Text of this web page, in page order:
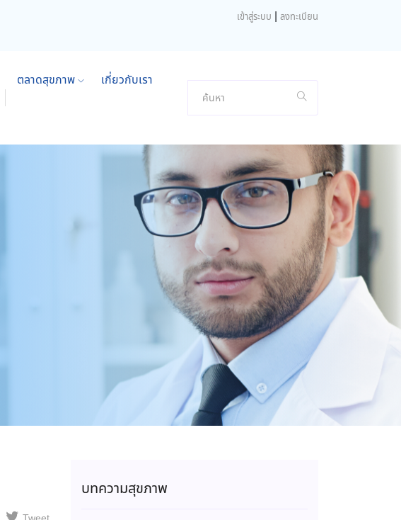
เข้าสู่ระบบ | ลงทะเบียน
ตลาดสุขภาพ เกี่ยวกับเรา
บทความสุขภาพ